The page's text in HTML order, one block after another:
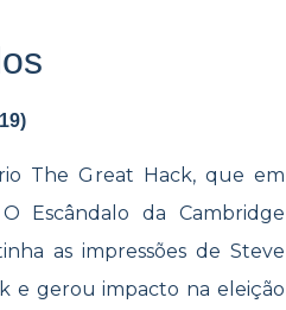
The Great Hack, que em
Escândalo da Cambridge
as impressões de Steve
e gerou impacto na eleição